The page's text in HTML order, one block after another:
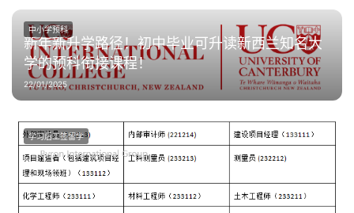
新年新升学路径！初中毕业可升读新西兰知名大
学的预科衔接课程！
22/01/2025
中小学预科
学习后工签留学